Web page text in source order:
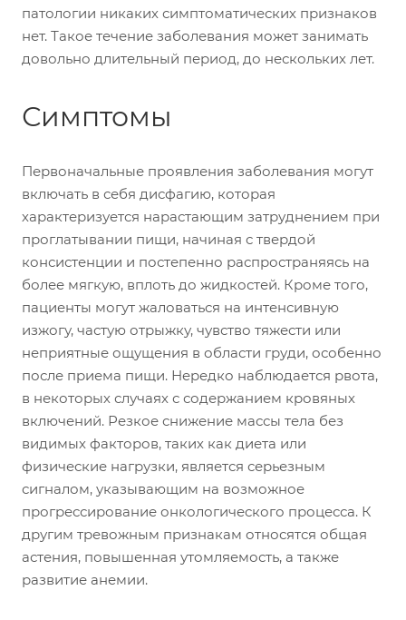
патологии никаких симптоматических признаков
нет. Такое течение заболевания может занимать
довольно длительный период, до нескольких лет.
Симптомы
Первоначальные проявления заболевания могут
включать в себя дисфагию, которая
характеризуется нарастающим затруднением при
проглатывании пищи, начиная с твердой
консистенции и постепенно распространяясь на
более мягкую, вплоть до жидкостей. Кроме того,
пациенты могут жаловаться на интенсивную
изжогу, частую отрыжку, чувство тяжести или
неприятные ощущения в области груди, особенно
после приема пищи. Нередко наблюдается рвота,
в некоторых случаях с содержанием кровяных
включений. Резкое снижение массы тела без
видимых факторов, таких как диета или
физические нагрузки, является серьезным
сигналом, указывающим на возможное
прогрессирование онкологического процесса. К
другим тревожным признакам относятся общая
астения, повышенная утомляемость, а также
развитие анемии.